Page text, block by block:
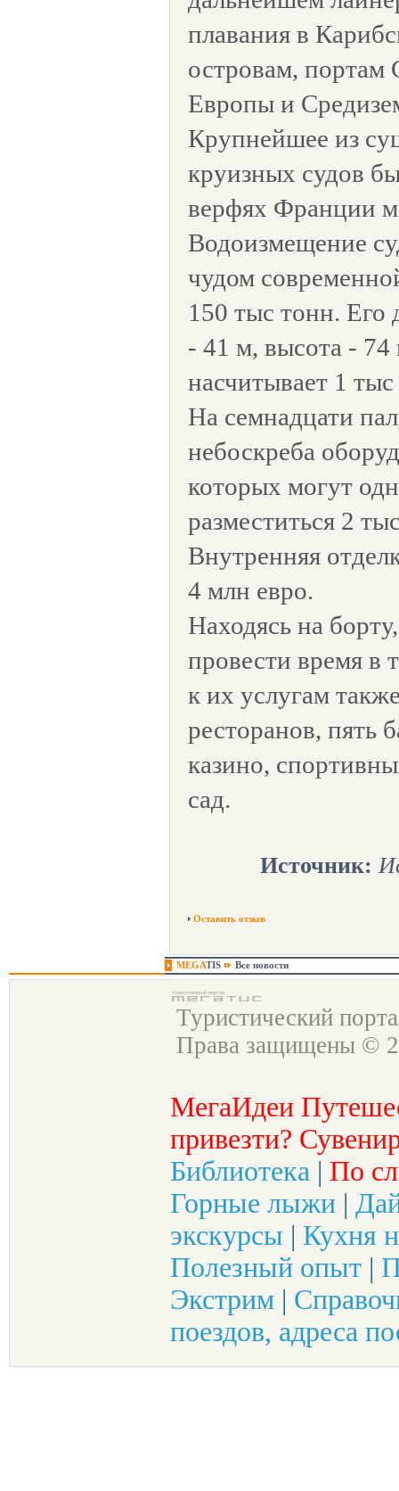
плавания в
островам,
Европы и
Крупнейшее из
круизных судов
верфях Франции
Водоизмещение
чудом
150 тыс тонн.
- 41 м, высота -
насчитывает 1
На семнадцати
небоскреба
которых могут
разместиться 2
Внутренняя
4 млн евро.
Находясь на
провести время в
к их услугам
ресторанов, пять
казино,
сад.
Источник:
Оставить отзыв
MEGATIS Все новости
Туристический
Права защищены ©
МегаИдеи
привезти?
Библиотека | По
Горные лыжи |
экскурсы | Кухня
Полезный опыт |
Экстрим |
поездов, адреса